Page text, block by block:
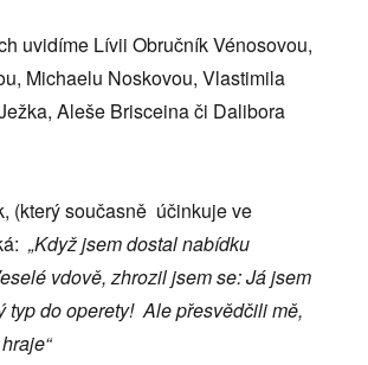
uvidíme Lívii Obručník Vénosovou,
Michaelu Noskovou, Vlastimila
Aleše Brisceina či Dalibora
(který současně účinkuje ve
„Když jsem dostal nabídku
vdově, zhrozil jsem se: Já jsem
typ do operety! Ale přesvědčili mě,